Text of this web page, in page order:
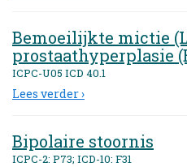
Bemoeilijkte mictie
prostaathyperplasie
ICPC-U05 ICD 40.1
Lees verder ›
Bipolaire stoornis
ICPC-2: P73; ICD-10: F31